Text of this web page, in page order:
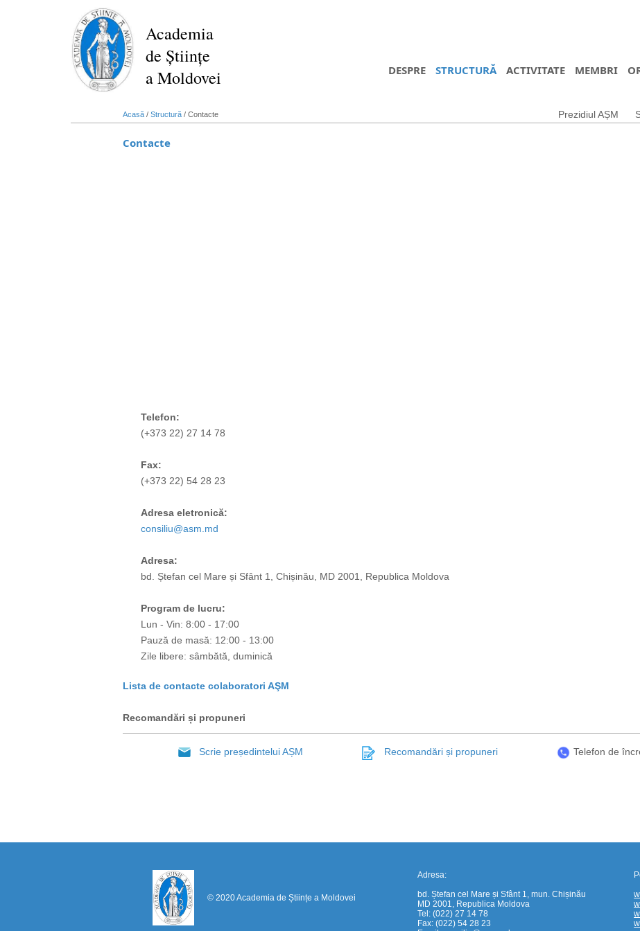
Academia
de Științe
a Moldovei
DESPRE STRUCTURĂ ACTIVITATE MEMBRI
Acasă / Structură / Contacte Prezidiul AȘM
Contacte
Telefon:
(+373 22) 27 14 78
Fax:
(+373 22) 54 28 23
Adresa eletronică:
consiliu@asm.md
Adresa:
bd. Ștefan cel Mare și Sfânt 1, Chișinău, MD 2001, Republica Moldova
Program de lucru:
Lun - Vin: 8:00 - 17:00
Pauză de masă: 12:00 - 13:00
Zile libere: sâmbătă, duminică
Lista de contacte colaboratori AŞM
Recomandări și propuneri
Scrie președintelui AȘM Recomandări și propuneri Telefon de
© 2020 Academia de Științe a Moldovei
Adresa:
bd. Ștefan cel Mare și Sfânt 1, mun. Chișinău
MD 2001, Republica Moldova
Tel: (022) 27 14 78
Fax: (022) 54 28 23
https://propletenie.ru/